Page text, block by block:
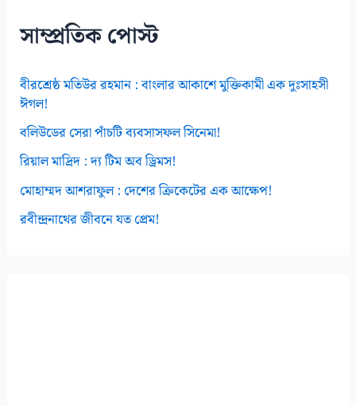
সাম্প্রতিক পোস্ট
বীরশ্রেষ্ঠ মতিউর রহমান : বাংলার আকাশে মুক্তিকামী এক দুঃসাহসী
ঈগল!
বলিউডের সেরা পাঁচটি ব্যবসাসফল সিনেমা!
রিয়াল মাদ্রিদ : দ্য টিম অব ড্রিমস!
মোহাম্মদ আশরাফুল : দেশের ক্রিকেটের এক আক্ষেপ!
রবীন্দ্রনাথের জীবনে যত প্রেম!